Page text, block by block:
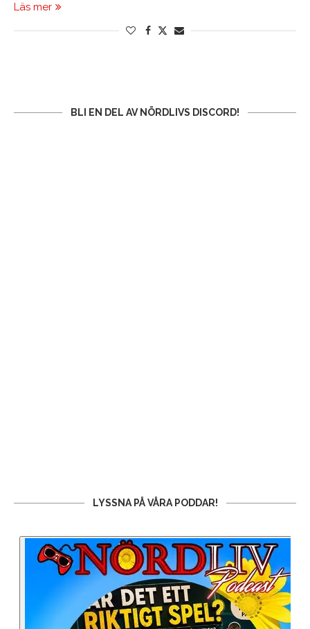
Läs mer
BLI EN DEL AV NÖRDLIVS DISCORD!
LYSSNA PÅ VÅRA PODDAR!